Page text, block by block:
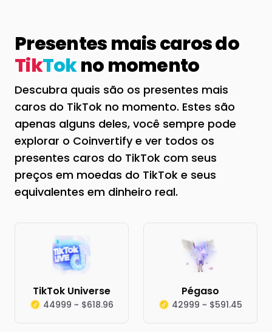
Presentes mais caros do
TikTokno momento
Descubra quais são os presentes mais
caros do TikTok no momento. Estes são
apenas alguns deles, você sempre pode
explorar o Coinvertify e ver todos os
presentes caros do TikTok com seus
preços em moedas do TikTok e seus
equivalentes em dinheiro real.
TikTok Universe
44999 ~ $618.96
Pégaso
42999 ~ $591.45